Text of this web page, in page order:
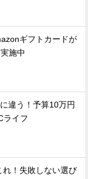
ギフトカードが
施中
違う！予算10万円
ライフ
れ！失敗しない選び